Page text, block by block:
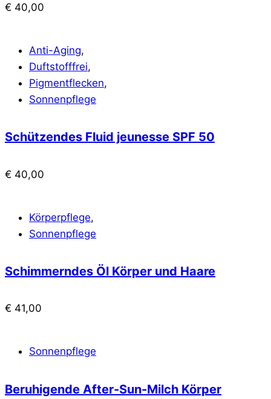
€ 40,00
Anti-Aging,
Duftstofffrei,
Pigmentflecken,
Sonnenpflege
Schützendes Fluid jeunesse SPF 50
€ 40,00
Körperpflege,
Sonnenpflege
Schimmerndes Öl Körper und Haare
€ 41,00
Sonnenpflege
Beruhigende After-Sun-Milch Körper